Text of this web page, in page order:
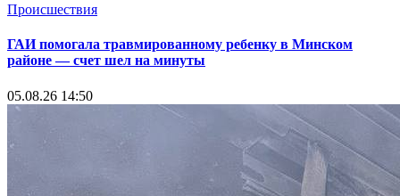
Происшествия
ГАИ помогала травмированному ребенку в Минском
районе — счет шел на минуты
05.08.26 14:50